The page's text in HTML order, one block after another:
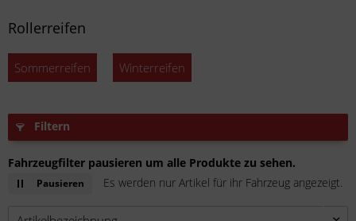
Rollerreifen
Sommerreifen Winterreifen
Filtern
Fahrzeugfilter pausieren um alle Produkte zu sehen.
Pausieren Es werden nur Artikel für ihr Fahrzeug angezeigt.